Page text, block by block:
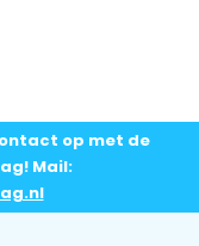
op met de
Mail: